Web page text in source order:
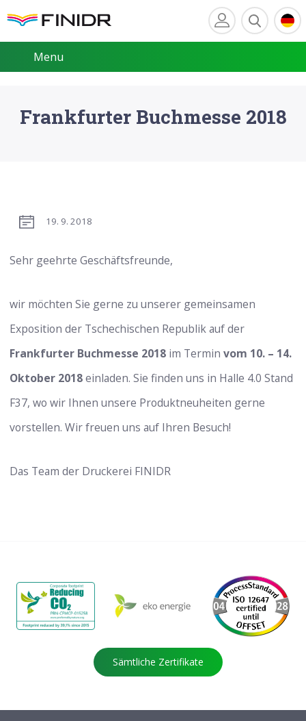
Menu
Frankfurter Buchmesse 2018
19. 9. 2018
Sehr geehrte Geschäftsfreunde,
wir möchten Sie gerne zu unserer gemeinsamen
Exposition der Tschechischen Republik auf der
Frankfurter Buchmesse 2018 im Termin vom 10. – 14.
Oktober 2018einladen. Sie finden uns in Halle 4.0 Stand
F37, wo wir Ihnen unsere Produktneuheiten gerne
vorstellen. Wir freuen uns auf Ihren Besuch!
Das Team der Druckerei FINIDR
Sämtliche Zertifikate